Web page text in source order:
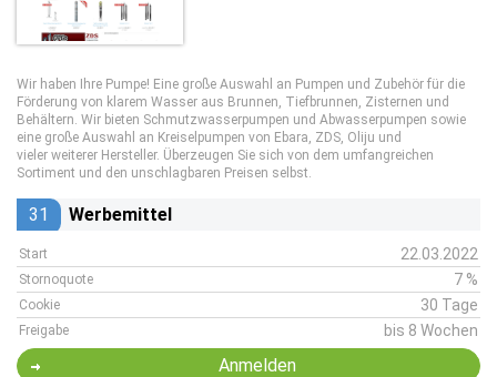
Wir haben Ihre Pumpe! Eine große Auswahl an Pumpen und Zubehör für die
Förderung von klarem Wasser aus Brunnen, Tiefbrunnen, Zisternen und
Behältern. Wir bieten Schmutzwasserpumpen und Abwasserpumpen sowie
eine große Auswahl an Kreiselpumpen von Ebara, ZDS, Oliju und
vieler weiterer Hersteller. Überzeugen Sie sich von dem umfangreichen
Sortiment und den unschlagbaren Preisen selbst.
31 Werbemittel
Start 22.03.2022
Stornoquote 7 %
Cookie 30 Tage
Freigabe bis 8 Wochen
Anmelden